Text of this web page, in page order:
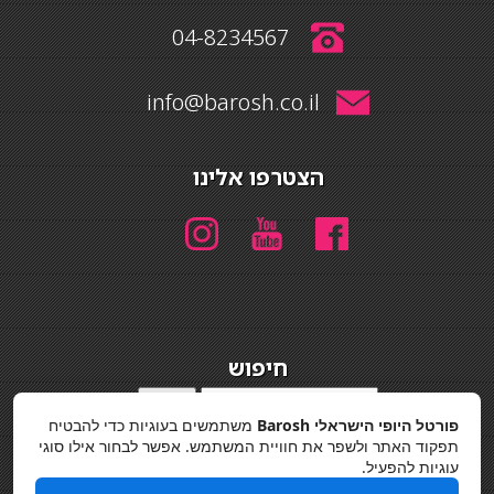
04-8234567
info@barosh.co.il
הצטרפו אלינו
חיפוש
מדיניות פרטיות
פורטל היופי הישראלי Barosh
משתמשים בעוגיות כדי להבטיח
תפקוד האתר ולשפר את חוויית המשתמש. אפשר לבחור אילו סוגי
עוגיות להפעיל.